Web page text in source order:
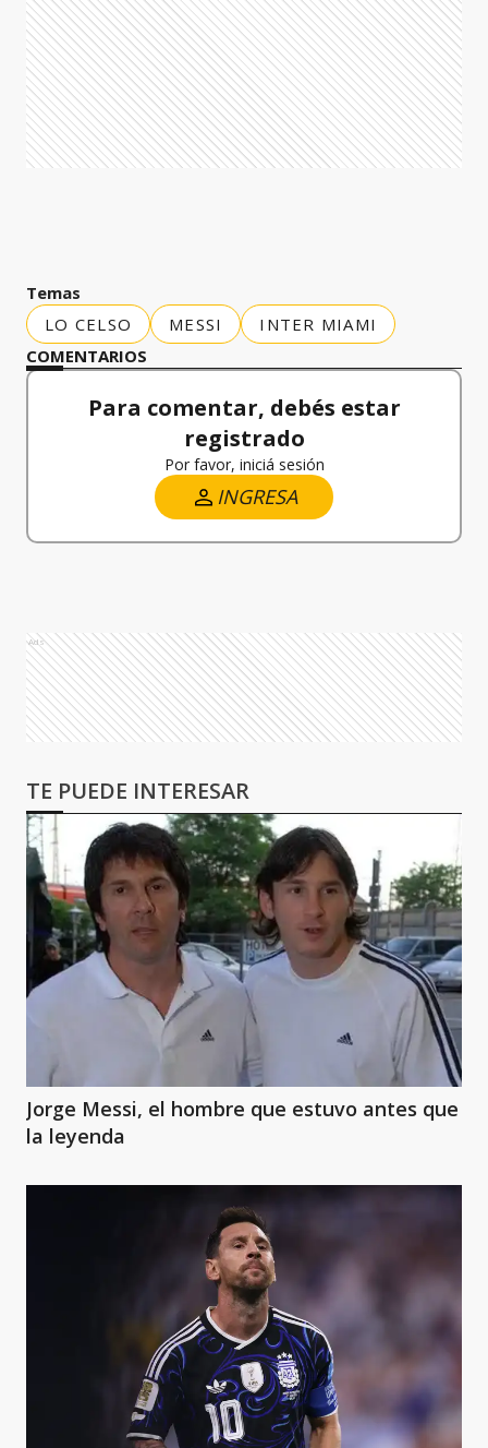
Temas
LO CELSO
MESSI
INTER MIAMI
COMENTARIOS
Para comentar, debés estar
registrado
Por favor, iniciá sesión
INGRESA
Ads
TE PUEDE INTERESAR
Jorge Messi, el hombre que estuvo antes que
la leyenda